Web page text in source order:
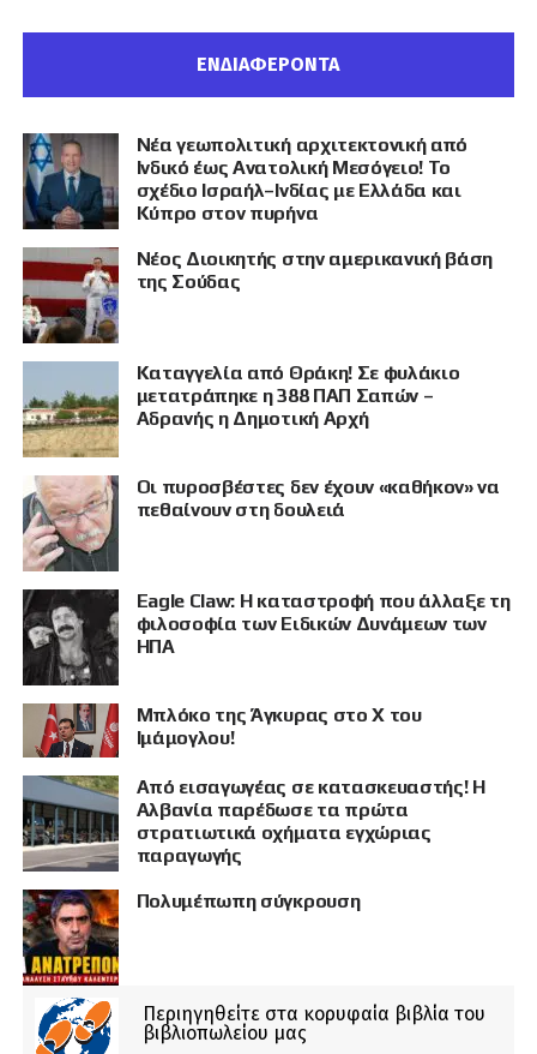
ΕΝΔΙΑΦΕΡΟΝΤΑ
Νέα γεωπολιτική αρχιτεκτονική από
Ινδικό έως Ανατολική Μεσόγειο! Το
σχέδιο Ισραήλ–Ινδίας με Ελλάδα και
Κύπρο στον πυρήνα
Νέος Διοικητής στην αμερικανική βάση
της Σούδας
Καταγγελία από Θράκη! Σε φυλάκιο
μετατράπηκε η 388 ΠΑΠ Σαπών –
Αδρανής η Δημοτική Αρχή
Οι πυροσβέστες δεν έχουν «καθήκον» να
πεθαίνουν στη δουλειά
Eagle Claw: Η καταστροφή που άλλαξε τη
φιλοσοφία των Ειδικών Δυνάμεων των
ΗΠΑ
Μπλόκο της Άγκυρας στο X του
Ιμάμογλου!
Από εισαγωγέας σε κατασκευαστής! Η
Αλβανία παρέδωσε τα πρώτα
στρατιωτικά οχήματα εγχώριας
παραγωγής
Πολυμέπωπη σύγκρουση
Περιηγηθείτε στα κορυφαία βιβλία του
βιβλιοπωλείου μας